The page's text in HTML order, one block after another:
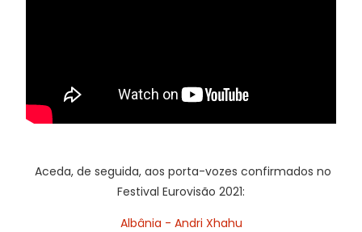
Aceda, de seguida, aos porta-vozes confirmados no
Festival Eurovisão 2021:
Albânia - Andri Xhahu